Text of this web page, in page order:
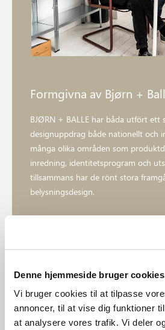
Denne hjemmeside bruger cookies
Vi bruger cookies til at tilpasse
annoncer, til at vise dig funktioner
at analysere vores trafik. Vi deler
Formgivna av Bjørn +
BJØRN + BALLE har båda utfört ett
designuppdrag både nationellt och
många olika områden som
inredning, identitetsprogram och
tillsammans har de rönt stora
belysningsdesign.